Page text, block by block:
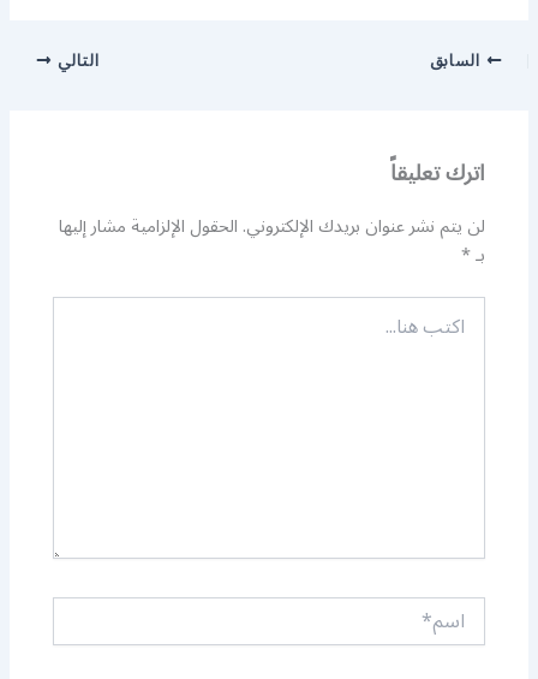
السابق التالي
اترك تعليقاً
لن يتم نشر عنوان بريدك الإلكتروني.الحقول الإلزامية مشار إليها
بـ*
اكتب
هنا...
اسم*